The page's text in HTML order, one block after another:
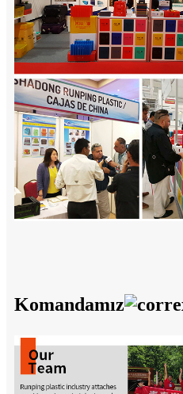
Komandamız